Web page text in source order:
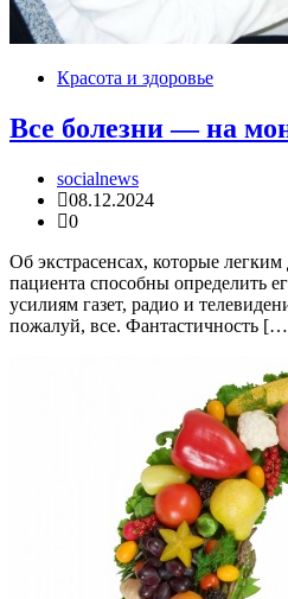
Красота и здоровье
Все болезни — на
socialnews
08.12.2024
0
Об экстрасенсах, которые
пациента способны определить
усилиям газет, радио и
пожалуй, все. Фантастичность